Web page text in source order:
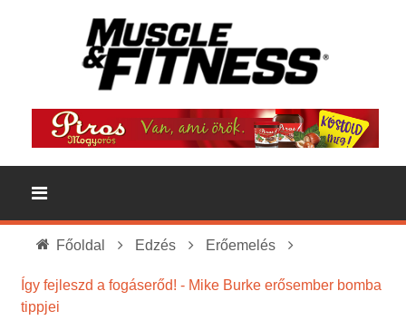
Főoldal Edzés Erőemelés
Így fejleszd a fogáserőd! - Mike Burke erősember bomba
tippjei